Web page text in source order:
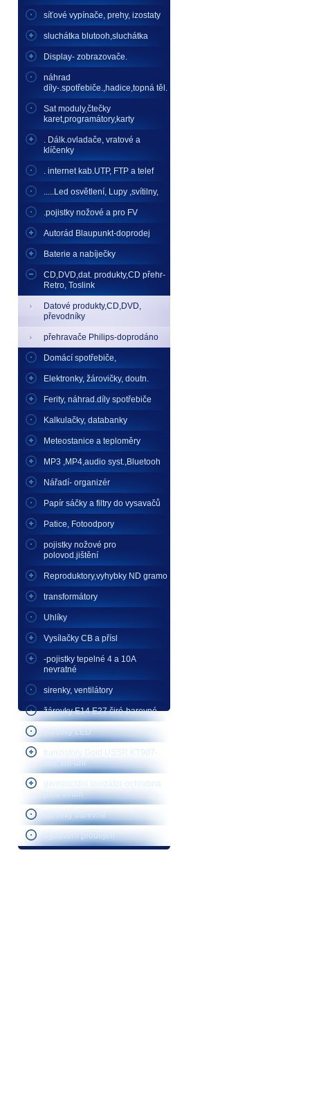
síťové vypínače, prehy, izostaty
sluchátka blutooh,sluchátka
Display- zobrazovače.
náhrad
díly-.spotřebiče.,hadice,topná těl.
Sat moduly,čtečky
karet,programátory,karty
. Dálk.ovladače, vratové a
klíčenky
. internet kab.UTP, FTP a telef
.....Led osvětlení, Lupy ,svítilny,
.pojistky nožové a pro FV
Autorád Blaupunkt-doprodej
Baterie a nabíječky
CD,DVD,dat. produkty,CD přehr-
Retro, Toslink
Datové produkty,CD,DVD,
převodníky
přehravače Philips-doprodáno
Domácí spotřebiče,
Elektronky, žárovičky, doutn.
Ferity, náhrad.díly spotřebiče
Kalkulačky, databanky
Meteostanice a teploměry
MP3 ,MP4,audio syst.,Bluetooh
Nářadí- organizér
Papír sáčky a filtry do vysavačů
Patice, Fotoodpory
pojistky nožové pro
polovod.jištění
Reproduktory,vyhybky ND gramo
transformátory
Uhlíky
Vysílačky CB a přísl
-pojistky tepelné 4 a 10A
nevratné
sirenky, ventilátory
žárovky E14 E27 čiré-barevné
žárovky LED
tranzistory Gold USSR KT907-
922 vhf-uhf
germiocidní ionizátor-ochrabna
proti virům
žárovky barevné
Vybavení prodejen